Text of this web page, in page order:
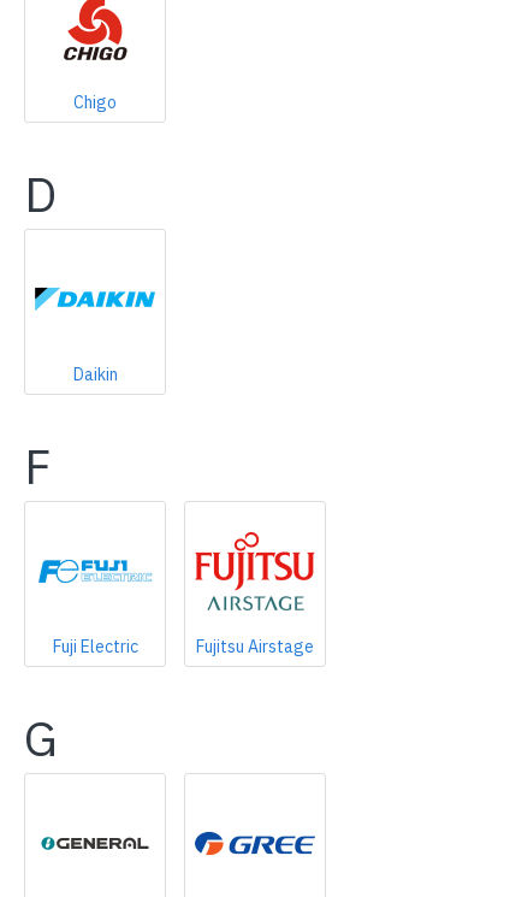
Chigo
D
Daikin
F
Fuji Electric Fujitsu Airstage
G